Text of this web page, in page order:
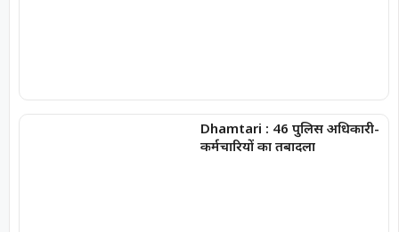
Dhamtari : 46 पुलिस अधिकारी-
कर्मचारियों का तबादला